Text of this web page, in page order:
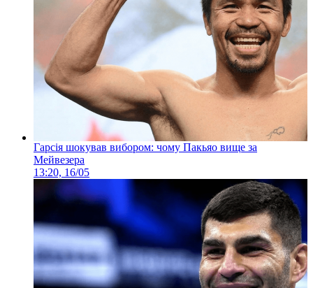
Гарсія шокував вибором: чому Пакьяо вище за
Мейвезера
13:20, 16/05